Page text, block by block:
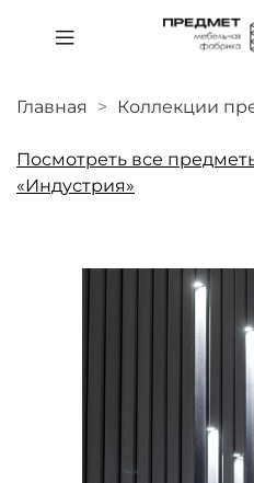
Главная Коллекции
Посмотреть все
«Индустрия»